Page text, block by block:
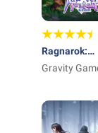
Ragnarok:
Twilight
Gravity